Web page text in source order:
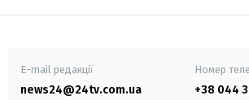
E-mail редакції
news24@24tv.com.ua
Номер
+38 044